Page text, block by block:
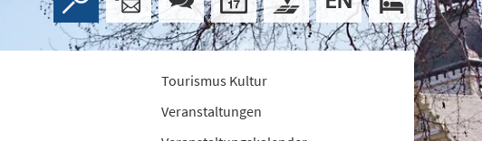
Tourismus Kultur
Veranstaltungen